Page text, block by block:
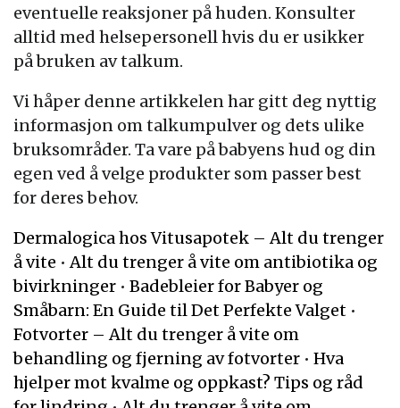
eventuelle reaksjoner på huden. Konsulter
alltid med helsepersonell hvis du er usikker
på bruken av talkum.
Vi håper denne artikkelen har gitt deg nyttig
informasjon om talkumpulver og dets ulike
bruksområder. Ta vare på babyens hud og din
egen ved å velge produkter som passer best
for deres behov.
Dermalogica hos Vitusapotek – Alt du trenger
å vite •Alt du trenger å vite om antibiotika og
bivirkninger • Badebleier for Babyer og
Småbarn: En Guide til Det Perfekte Valget •
Fotvorter – Alt du trenger å vite om
behandling og fjerning av fotvorter • Hva
hjelper mot kvalme og oppkast? Tips og råd